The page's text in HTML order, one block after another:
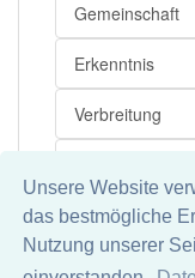
Unsere Website
das bestmögliche
Nutzung unserer
Gemeinschaft
Erkenntnis
Verbreitung
Bewahrung